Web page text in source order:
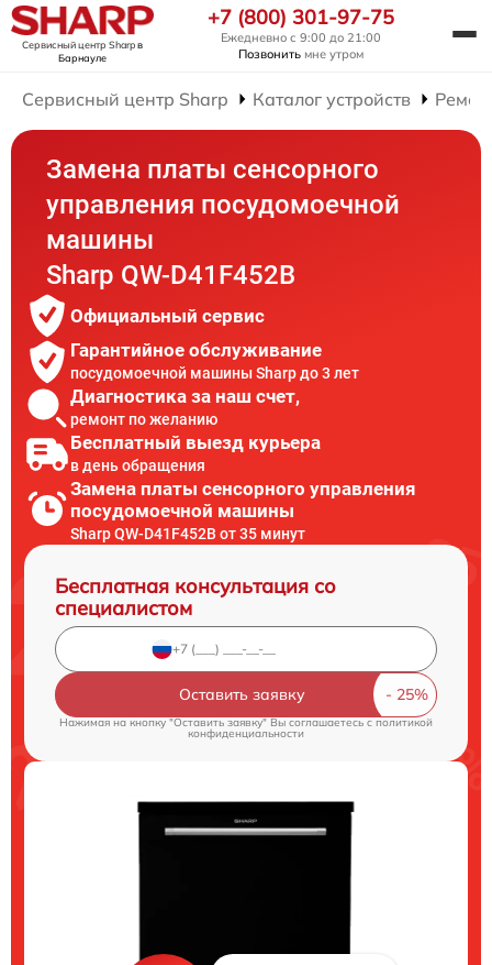
Сервисный центр Sharpв
Барнауле
+7 (800) 301-97-75
Ежедневно с 9:00 до 21:00
Позвонить мне утром
Сервисный центр Sharp Каталог устройств
Замена платы сенсорного
управления посудомоечной
машины
Sharp QW-D41F452B
Официальный сервис
Гарантийное обслуживание
посудомоечной машины Sharp до 3 лет
Диагностика за наш счет,
ремонт по желанию
Бесплатный выезд курьера
в день обращения
Замена платы сенсорного управления
посудомоечной машины
Sharp QW-D41F452B от 35 минут
Бесплатная консультация со
специалистом
Оставить заявку
Нажимая на кнопку "Оставить заявку" Вы соглашаетесь cполитикой
конфиденциальности